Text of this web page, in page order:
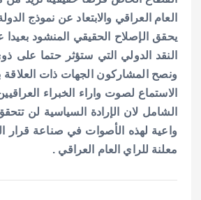
العام العراقي والابتعاد عن نموذج
يحقق الإصلاح الحقيقي المنشود
النقد الدولي التي ستؤثر حتما على
ونصح المشاركون الجهات ذات العلاقة
الاستماع لصوت واراء الخبراء
الشامل لان الإرادة السياسية لن
واعية لهذه الأصوات في صناعة قرار
معلنة للراي العام العراقي .